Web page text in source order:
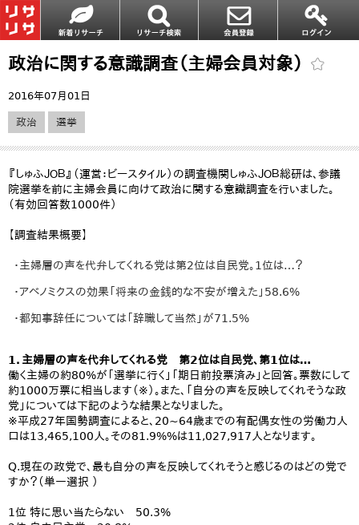
政治に関する意識調査（主婦会員対象）
2016年07月01日
政治 選挙
『しゅふＪＯＢ』（運営：ビースタイル）の調査機関しゅふＪＯＢ総研は、参議
院選挙を前に主婦会員に向けて政治に関する意識調査を行いました。
（有効回答数1000件）
【調査結果概要】
・主婦層の声を代弁してくれる党は第2位は自民党。1位は…？
・アベノミクスの効果「将来の金銭的な不安が増えた」58.6%
・都知事辞任については「辞職して当然」が71.5%
1．主婦層の声を代弁してくれる党 第2位は自民党、第1位は…
働く主婦の約80%が「選挙に行く」「期日前投票済み」と回答。票数にして
約1000万票に相当します（※）。また、「自分の声を反映してくれそうな政
党」については下記のような結果となりました。
※平成27年国勢調査によると、20~64歳までの有配偶女性の労働力人
口は13,465,100人。その81.9%%は11,027,917人となります。
Q.現在の政党で、最も自分の声を反映してくれそうと感じるのはどの党で
すか？（単一選択 ）
1位 特に思い当たらない 50.3%